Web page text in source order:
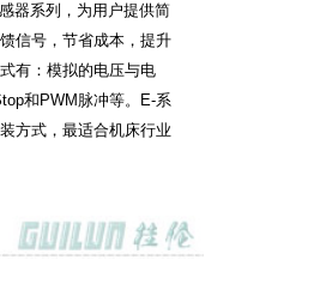
器系列，为用户提供简
信号，节省成本，提升
有：模拟的电压与电
和PWM脉冲等。E-系
方式，最适合机床行业